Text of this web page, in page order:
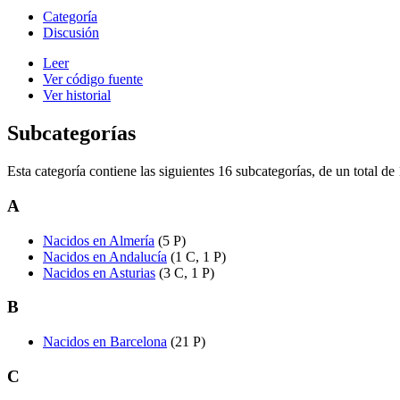
Categoría
Discusión
Leer
Ver código fuente
Ver historial
Subcategorías
Esta categoría contiene las siguientes 16 subcategorías, de un total de
A
Nacidos en Almería (5 P)
Nacidos en Andalucía (1 C, 1 P)
Nacidos en Asturias (3 C, 1 P)
B
Nacidos en Barcelona (21 P)
C